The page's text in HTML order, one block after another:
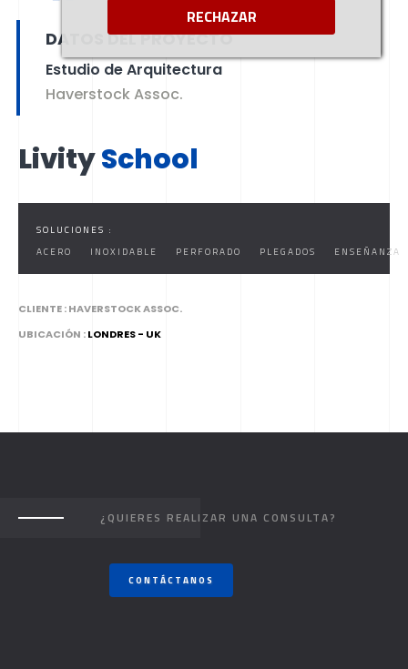
RECHAZAR
DATOS DEL PROYECTO
Estudio de Arquitectura
Haverstock Assoc.
LivitySchool
SOLUCIONES :
ACERO
INOXIDABLE PERFORADO PLEGADOS ENSEÑANZA
CLIENTE :HAVERSTOCK ASSOC.
UBICACIÓN :LONDRES - UK
¿QUIERES REALIZAR UNA CONSULTA?
CONTÁCTANOS